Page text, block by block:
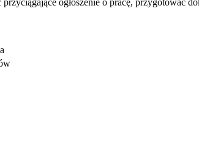
ogłoszenie o pracę, przygotować